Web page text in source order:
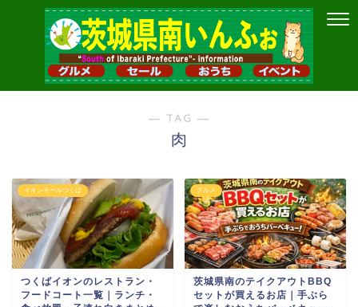
― TAG ―
肉
イオンモールつくば
つくばイオンのレストラン・
フードコート一覧｜ランチ・
グルメ
茨城県南のテイクアウトBBQ
セットが買えるお店｜手ぶら